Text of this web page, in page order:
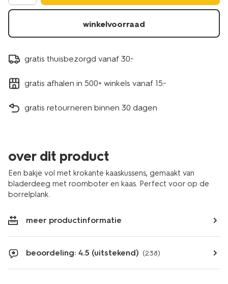
winkelvoorraad
gratis thuisbezorgd vanaf 30.-
gratis afhalen in 500+ winkels vanaf 15.-
gratis retourneren binnen 30 dagen
over dit product
Een bakje vol met krokante kaaskussens, gemaakt van
bladerdeeg met roomboter en kaas. Perfect voor op de
borrelplank.
meer productinformatie
beoordeling: 4.5 (uitstekend) (238)